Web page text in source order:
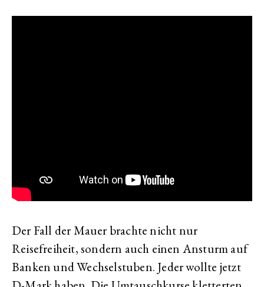
Der Fall der Mauer brachte nicht nur
Reisefreiheit, sondern auch einen Ansturm auf
Banken und Wechselstuben. Jeder wollte jetzt